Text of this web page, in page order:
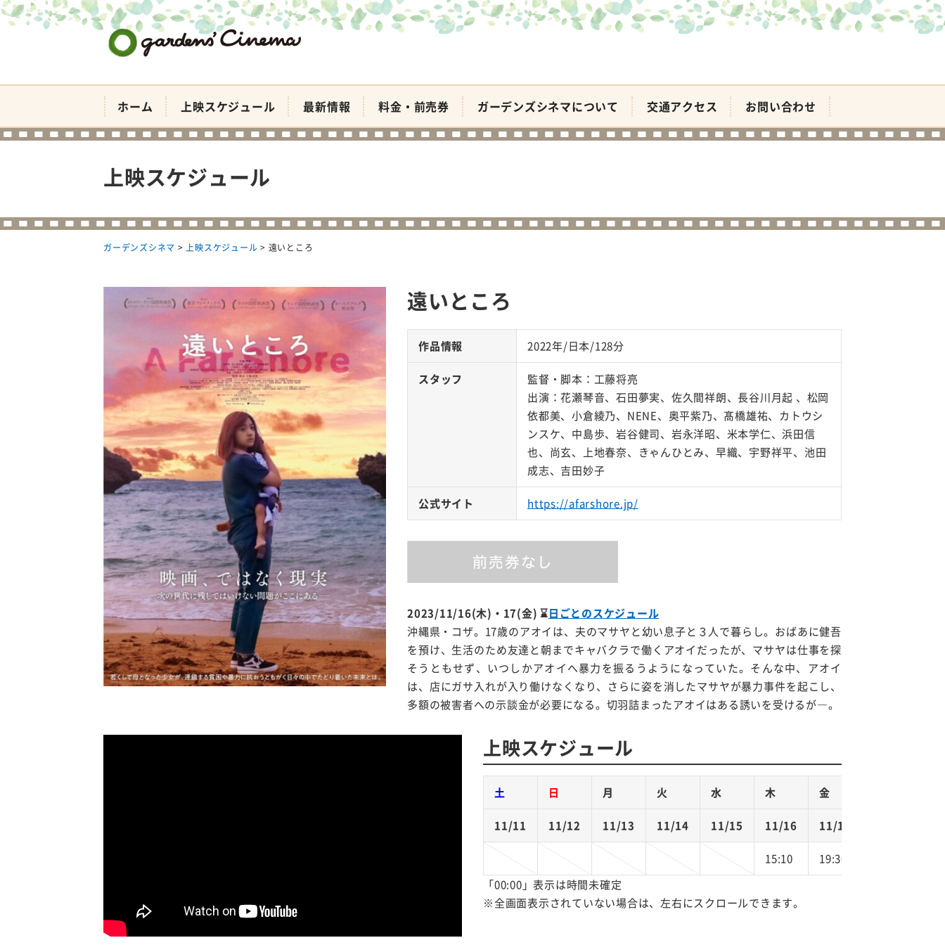
ホーム 上映スケジュール 最新情報 料金・前売券 ガーデンズシネマについて 交通アクセス お問い合わせ
上映スケジュール
ガーデンズシネマ >上映スケジュール > 遠いところ
遠いところ
作品情報 2022年/日本/128分
スタッフ
監督・脚本：工藤将亮
出演：花瀬琴音、石田夢実、佐久間祥朗、長谷川月起 、松岡
依都美、小倉綾乃、NENE、奥平紫乃、髙橋雄祐、カトウシ
ンスケ、中島歩、岩谷健司、岩永洋昭、米本学仁、浜田信
也、尚玄、上地春奈、きゃんひとみ、早織、宇野祥平、池田
成志、吉田妙子
公式サイト https://afarshore.jp/
2023/11/16(木)・17(金) ⌛日ごとのスケジュール
沖縄県・コザ。17歳のアオイは、夫のマサヤと幼い息子と３人で暮らし。おばあに健吾
を預け、生活のため友達と朝までキャバクラで働くアオイだったが、マサヤは仕事を探
そうともせず、いつしかアオイへ暴力を振るうようになっていた。そんな中、アオイ
は、店にガサ入れが入り働けなくなり、 さらに姿を消したマサヤが暴力事件を起こし、
多額の被害者への示談金が必要になる。切羽詰まったアオイはある誘いを受けるが―。
上映スケジュール
土 日 月 火 水 木 金
11/11 11/12 11/13 11/14 11/15 11/16 11/17
15:10
19:30
「00:00」表示は時間未確定
※全画面表示されていない場合は、左右にスクロールできます。